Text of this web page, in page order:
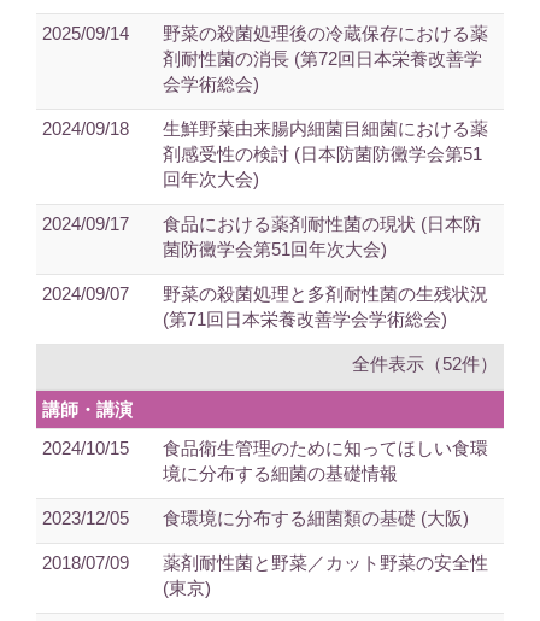
2025/09/14
野菜の殺菌処理後の冷蔵保存における薬
剤耐性菌の消長 (第72回日本栄養改善学
会学術総会)
2024/09/18
生鮮野菜由来腸内細菌目細菌における薬
剤感受性の検討 (日本防菌防黴学会第51
回年次大会)
2024/09/17
食品における薬剤耐性菌の現状 (日本防
菌防黴学会第51回年次大会)
2024/09/07
野菜の殺菌処理と多剤耐性菌の生残状況
(第71回日本栄養改善学会学術総会)
全件表示（52件）
講師・講演
2024/10/15
食品衛生管理のために知ってほしい食環
境に分布する細菌の基礎情報
2023/12/05 食環境に分布する細菌類の基礎 (大阪)
2018/07/09
薬剤耐性菌と野菜／カット野菜の安全性
(東京)